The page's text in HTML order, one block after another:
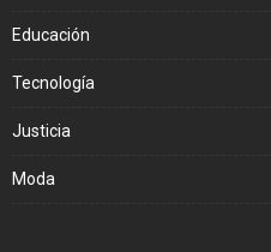
Educación
Tecnología
Justicia
Moda